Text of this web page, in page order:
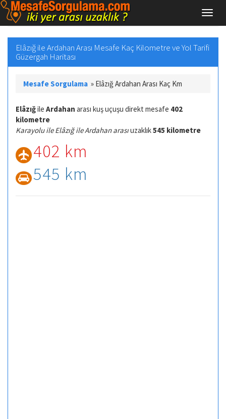
Elâzığ ile Ardahan Arası Mesafe Kaç Kilometre ve Yol Tarifi
Güzergah Haritası
Mesafe Sorgulama » Elâzığ Ardahan Arası Kaç Km
Elâzığile Ardahan arası kuş uçuşu direkt mesafe 402
kilometre
Karayolu ile Elâzığ ile Ardahan arasıuzaklık545 kilometre
402 km
545 km